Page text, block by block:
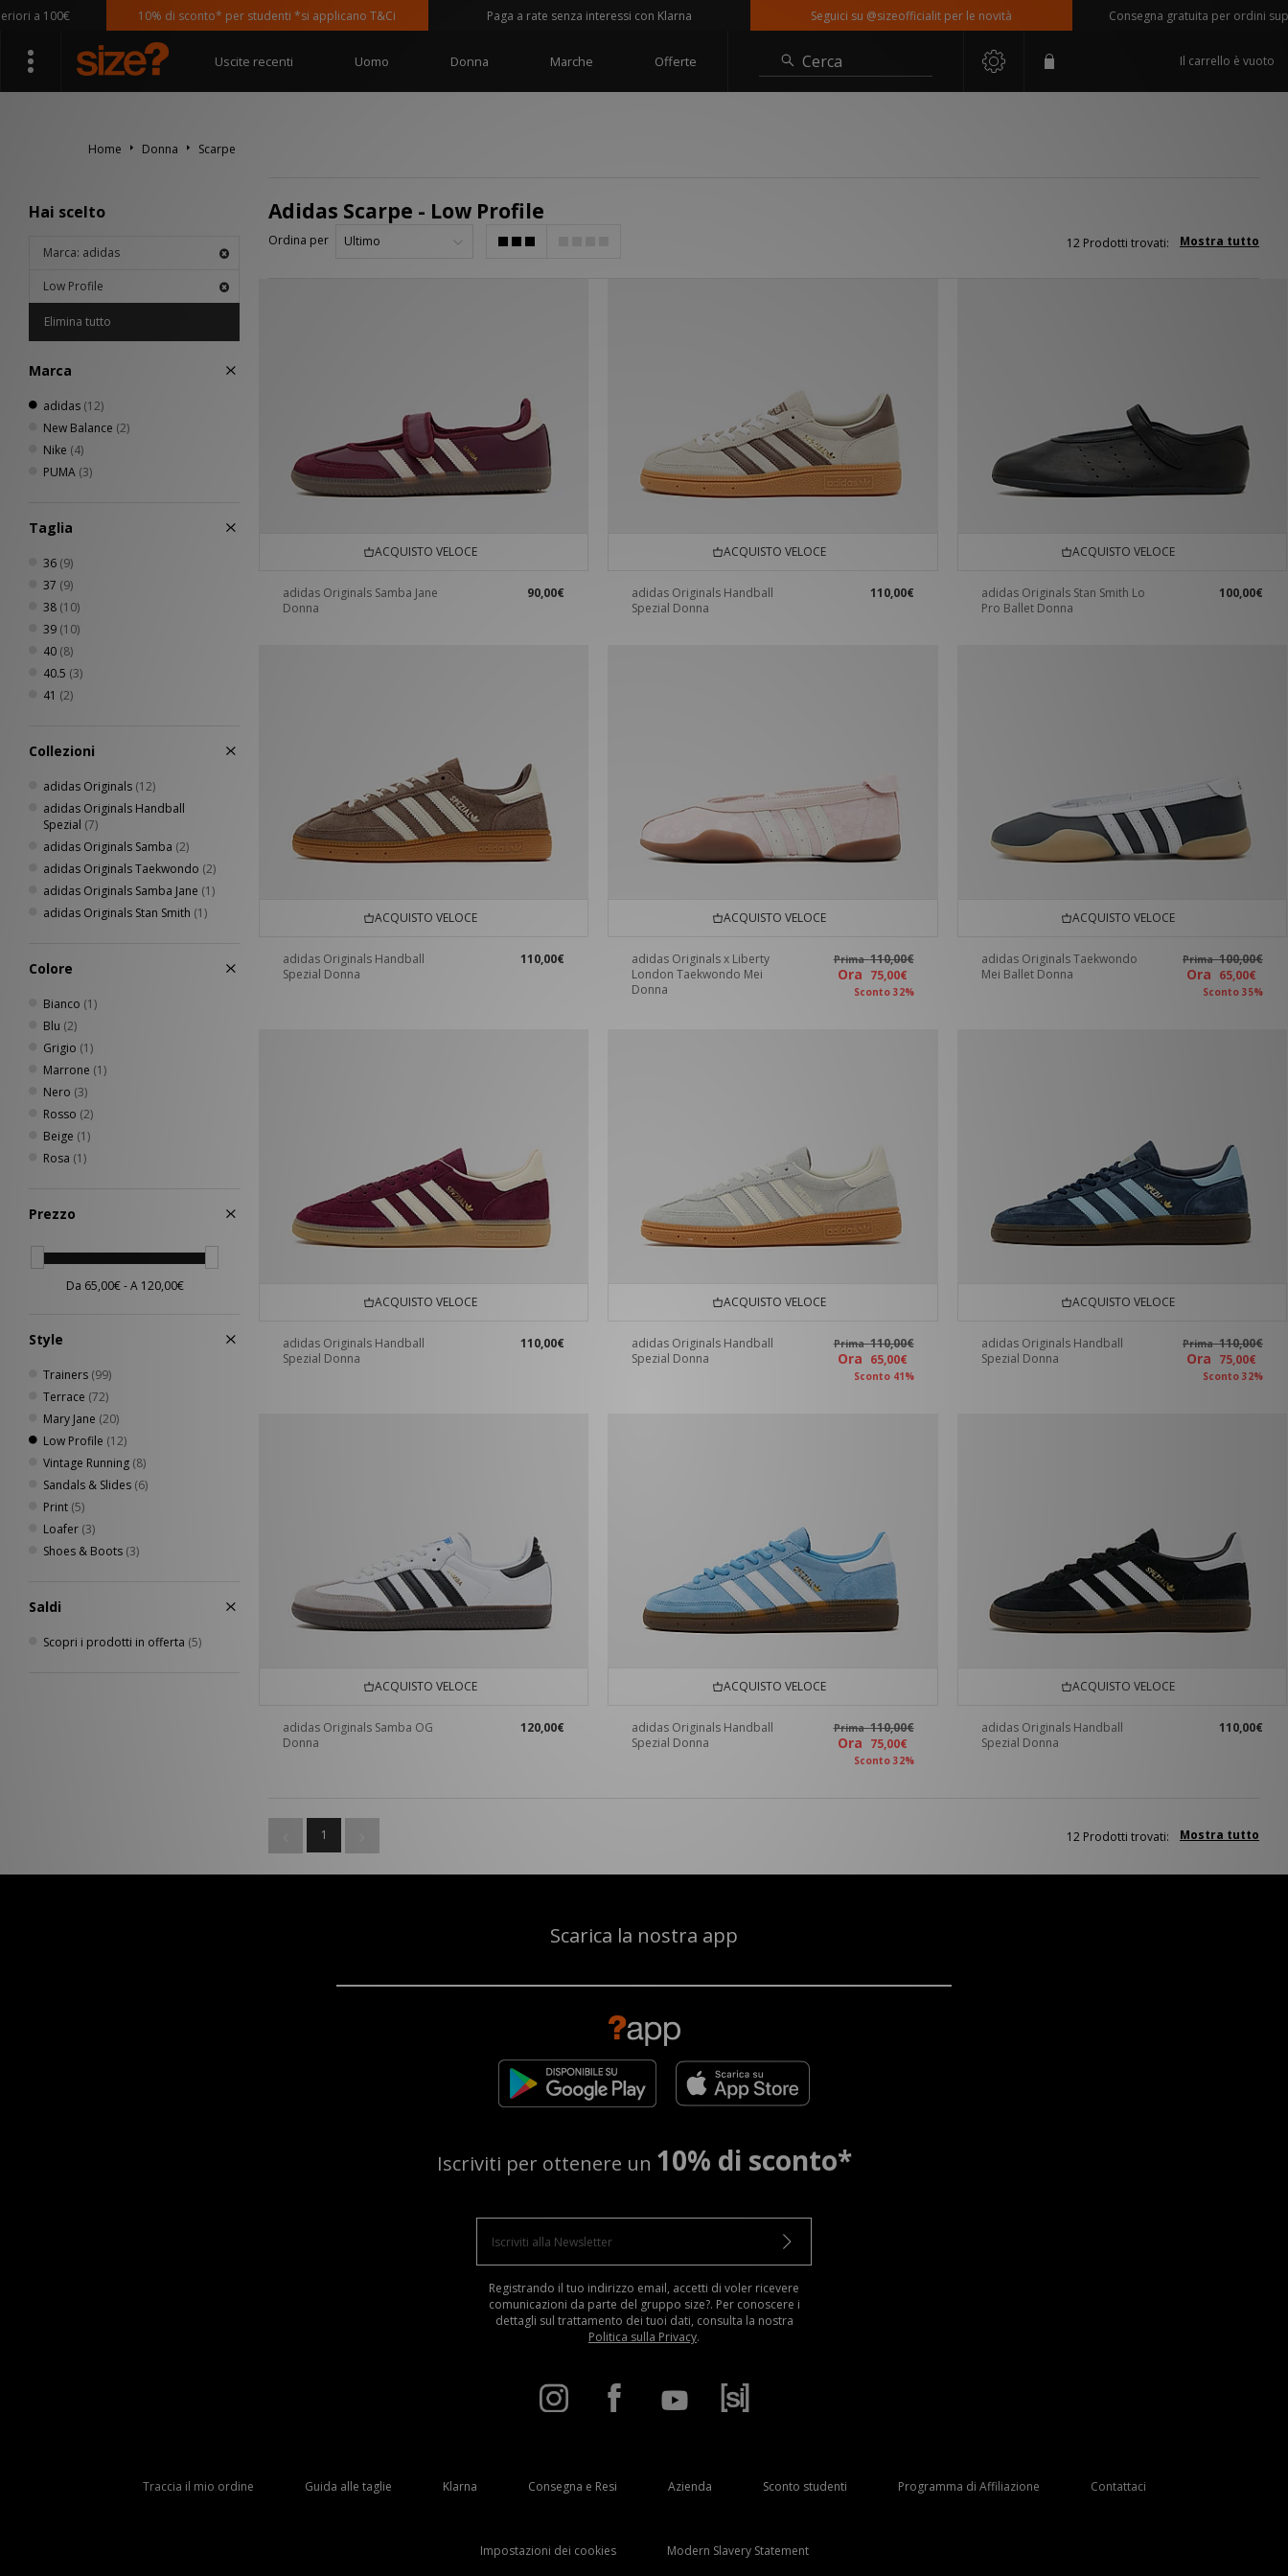
100€ 10% di sconto* per studenti *si applicano T&Ci Paga a rate senza interessi con Klarna Seguici su @sizeofficialit per le novità Consegna gratuita per ordini
Uscite recenti Uomo Donna Marche Offerte Cerca Il carrello è vuoto
Home Donna Scarpe
Hai scelto
Marca: adidas
Low Profile
Elimina tutto
Marca
adidas (12)
New Balance (2)
Nike (4)
PUMA (3)
Taglia
36 (9)
37 (9)
38 (10)
39 (10)
40 (8)
40.5 (3)
41 (2)
Collezioni
adidas Originals (12)
adidas Originals Handball
Spezial (7)
adidas Originals Samba (2)
adidas Originals Taekwondo (2)
adidas Originals Samba Jane (1)
adidas Originals Stan Smith (1)
Colore
Bianco (1)
Blu (2)
Grigio (1)
Marrone (1)
Nero (3)
Rosso (2)
Beige (1)
Rosa (1)
Prezzo
Style
Trainers (99)
Terrace (72)
Mary Jane (20)
Low Profile (12)
Vintage Running (8)
Sandals & Slides (6)
Print (5)
Loafer (3)
Shoes & Boots (3)
Saldi
Scopri i prodotti in offerta (5)
Adidas Scarpe - Low Profile
Ordina per Mostra tutto
12 Prodotti trovati:
ACQUISTO VELOCE
adidas Originals Samba Jane
Donna
90,00€
ACQUISTO VELOCE
adidas Originals Handball
Spezial Donna
110,00€
ACQUISTO VELOCE
adidas Originals Stan Smith Lo
Pro Ballet Donna
100,00€
ACQUISTO VELOCE
adidas Originals Handball
Spezial Donna
110,00€
ACQUISTO VELOCE
adidas Originals x Liberty
London Taekwondo Mei
Donna
Prima110,00€
Ora 75,00€
Sconto 32%
ACQUISTO VELOCE
adidas Originals Taekwondo
Mei Ballet Donna
Prima100,00€
Ora 65,00€
Sconto 35%
ACQUISTO VELOCE
adidas Originals Handball
Spezial Donna
110,00€
ACQUISTO VELOCE
adidas Originals Handball
Spezial Donna
Prima110,00€
Ora 65,00€
Sconto 41%
ACQUISTO VELOCE
adidas Originals Handball
Spezial Donna
Prima110,00€
Ora 75,00€
Sconto 32%
ACQUISTO VELOCE
adidas Originals Samba OG
Donna
120,00€
ACQUISTO VELOCE
adidas Originals Handball
Spezial Donna
Prima110,00€
Ora 75,00€
Sconto 32%
ACQUISTO VELOCE
adidas Originals Handball
Spezial Donna
110,00€
1 Mostra tutto
12 Prodotti trovati:
Scarica la nostra app
Iscriviti per ottenere un 10% di sconto*
Registrando il tuo indirizzo email, accetti di voler ricevere
comunicazioni da parte del gruppo size?. Per conoscere i
dettagli sul trattamento dei tuoi dati, consulta la nostra
Politica sulla Privacy.
Traccia il mio ordine Guida alle taglie Klarna Consegna e Resi Azienda Sconto studenti Programma di Affiliazione Contattaci
Impostazioni dei cookies Modern Slavery Statement